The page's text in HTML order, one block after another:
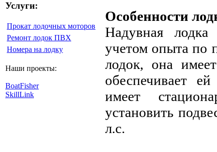
Услуги:
Прокат лодочных моторов
Ремонт лодок ПВХ
Номера на лодку
Наши проекты:
BoatFisher
SkillLink
Особенности
Надувная
учетом опыта по
лодок, она
обеспечивает
имеет
установить
л.с.